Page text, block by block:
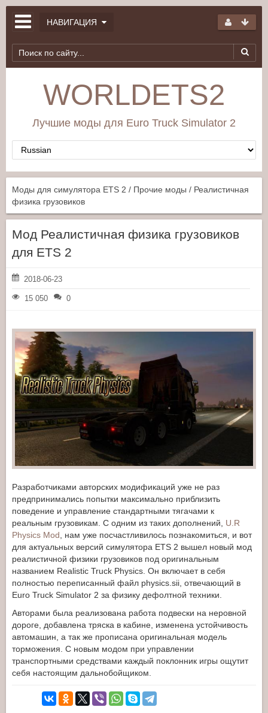
НАВИГАЦИЯ
WORLDETS2
Лучшие моды для Euro Truck Simulator 2
Моды для симулятора ETS 2 / Прочие моды / Реалистичная
физика грузовиков
Мод Реалистичная физика грузовиков
для ETS 2
2018-06-23
15 050 0
Разработчиками авторских модификаций уже не раз
предпринимались попытки максимально приблизить
поведение и управление стандартными тягачами к
реальным грузовикам. С одним из таких дополнений, U.R
Physics Mod , нам уже посчастливилось познакомиться, и вот
для актуальных версий симулятора ETS 2 вышел новый мод
реалистичной физики грузовиков под оригинальным
названием Realistic Truck Physics. Он включает в себя
полностью переписанный файл physics.sii, отвечающий в
Euro Truck Simulator 2 за физику дефолтной техники.
Авторами была реализована работа подвески на неровной
дороге, добавлена тряска в кабине, изменена устойчивость
автомашин, а так же прописана оригинальная модель
торможения. С новым модом при управлении
транспортными средствами каждый поклонник игры ощутит
себя настоящим дальнобойщиком.